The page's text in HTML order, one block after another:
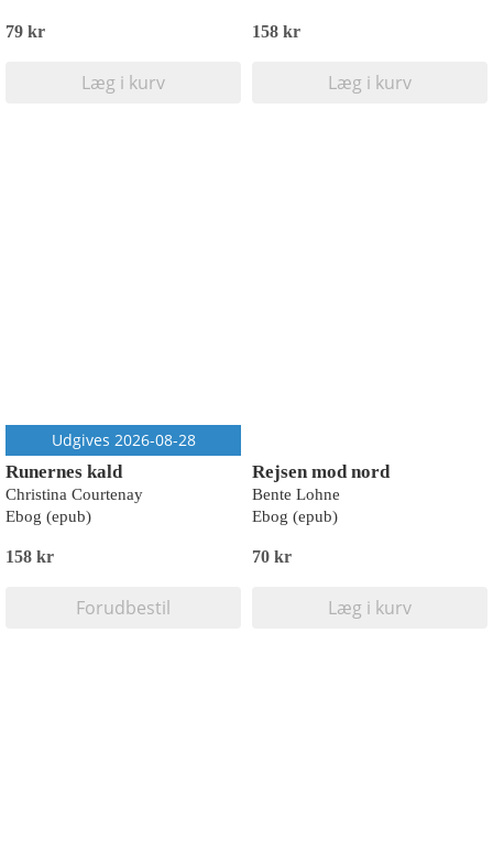
79 kr
Læg i kurv
158 kr
Læg i kurv
Udgives 2026-08-28
Runernes kald
Christina Courtenay
Ebog (epub)
158 kr
Forudbestil
Rejsen mod nord
Bente Lohne
Ebog (epub)
70 kr
Læg i kurv